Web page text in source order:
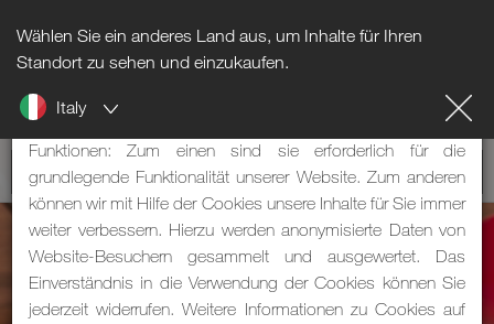
Wählen Sie ein anderes Land aus, um Inhalte für Ihren
Standort zu sehen und einzukaufen.
Italy
Hinweis zu Cookies
Unsere Webseite verwendet Cookies. Diese haben zwei
Funktionen: Zum einen sind sie erforderlich für die
grundlegende Funktionalität unserer Website. Zum anderen
können wir mit Hilfe der Cookies unsere Inhalte für Sie immer
weiter verbessern. Hierzu werden anonymisierte Daten von
Website-Besuchern gesammelt und ausgewertet. Das
Einverständnis in die Verwendung der Cookies können Sie
jederzeit widerrufen. Weitere Informationen zu Cookies auf